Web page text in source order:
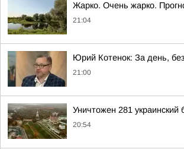
Жарко. Очень жарко.
21:04
Юрий Котенок: За день,
21:00
Уничтожен 281
20:54